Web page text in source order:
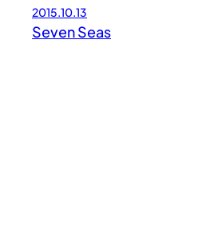
2015.10.13
Seven Seas